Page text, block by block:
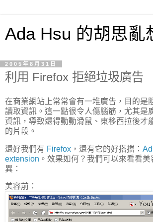
Ada Hsu 的胡思亂
2005年8月31日
利用 Firefox 拒絕垃圾廣告
在商業網站上常常會有一堆廣告，目的是
讀取資訊。這一點很令人傷腦筋，尤其是
資訊，導致還得動動滑鼠、東移西拉後才
的片段。
還好我們有 Firefox ，還有它的好搭擋：
extension 。效果如何？我們可以來看看
異：
美容前：